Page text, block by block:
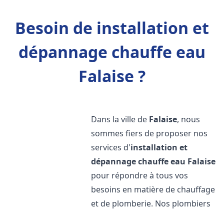
Besoin de installation et
dépannage chauffe eau
Falaise ?
Dans la ville de Falaise, nous
sommes fiers de proposer nos
services d'installation et
dépannage chauffe eau Falaise
pour répondre à tous vos
besoins en matière de chauffage
et de plomberie. Nos plombiers